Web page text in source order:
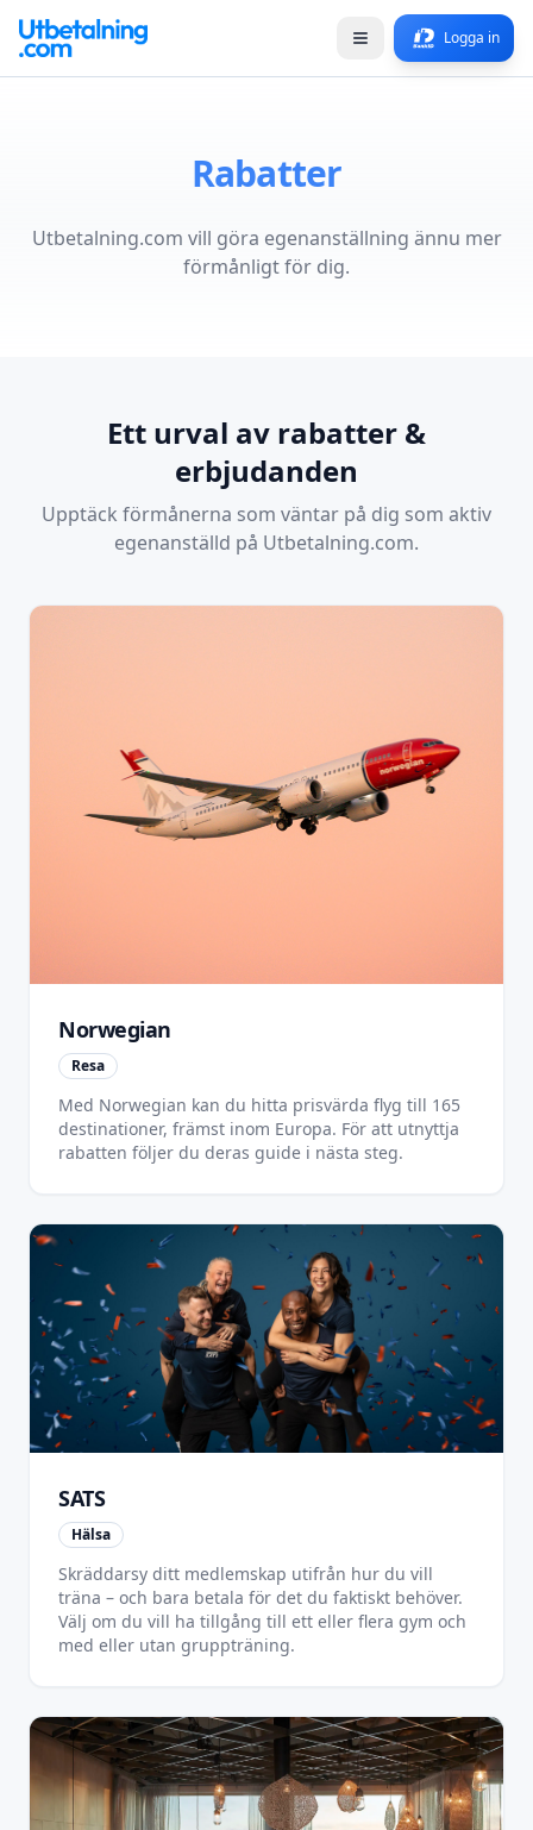
Logga in
Rabatter
Utbetalning.com vill göra egenanställning ännu mer
förmånligt för dig.
Ett urval av rabatter &
erbjudanden
Upptäck förmånerna som väntar på dig som aktiv
egenanställd på Utbetalning.com.
Norwegian
Resa
Med Norwegian kan du hitta prisvärda flyg till 165
destinationer, främst inom Europa. För att utnyttja
rabatten följer du deras guide i nästa steg.
SATS
Hälsa
Skräddarsy ditt medlemskap utifrån hur du vill
träna – och bara betala för det du faktiskt behöver.
Välj om du vill ha tillgång till ett eller flera gym och
med eller utan gruppträning.